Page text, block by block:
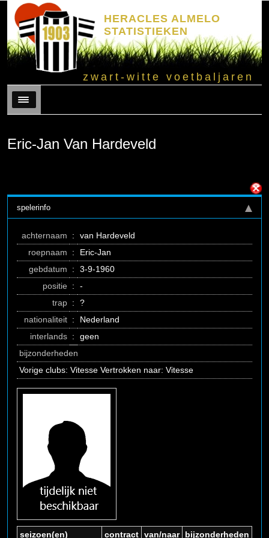
HERACLES ALMELO
STATISTIEKEN
zwart-witte voetbaljaren
Menu
Eric-Jan Van Hardeveld
spelerinfo
achternaam :
van Hardeveld
roepnaam
:
Eric-Jan
gebdatum
:
3-9-1960
positie :
-
trap :
?
nationaliteit :
Nederland
interlands :
geen
bijzonderheden
Vorige clubs: Vitesse Vertrokken naar: Vitesse
seizoen(en) contract van/naar bijzonderheden